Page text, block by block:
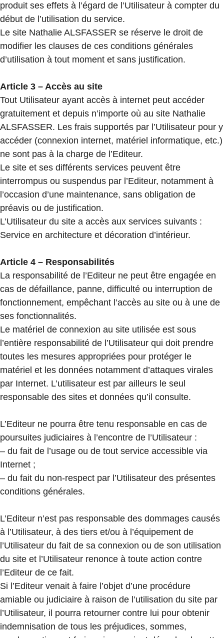
produit ses effets à l’égard de l’Utilisateur à compter du
début de l’utilisation du service.
Le site Nathalie ALSFASSER se réserve le droit de
modifier les clauses de ces conditions générales
d’utilisation à tout moment et sans justification.
Article 3 – Accès au site
Tout Utilisateur ayant accès à internet peut accéder
gratuitement et depuis n’importe où au site Nathalie
ALSFASSER. Les frais supportés par l’Utilisateur pour y
accéder (connexion internet, matériel informatique, etc.)
ne sont pas à la charge de l’Editeur.
Le site et ses différents services peuvent être
interrompus ou suspendus par l’Editeur, notamment à
l’occasion d’une maintenance, sans obligation de
préavis ou de justification.
L’Utilisateur du site a accès aux services suivants :
Service en architecture et décoration d’intérieur.
Article 4 – Responsabilités
La responsabilité de l’Editeur ne peut être engagée en
cas de défaillance, panne, difficulté ou interruption de
fonctionnement, empêchant l’accès au site ou à une de
ses fonctionnalités.
Le matériel de connexion au site utilisée est sous
l’entière responsabilité de l’Utilisateur qui doit prendre
toutes les mesures appropriées pour protéger le
matériel et les données notamment d’attaques virales
par Internet. L’utilisateur est par ailleurs le seul
responsable des sites et données qu’il consulte.
L’Editeur ne pourra être tenu responsable en cas de
poursuites judiciaires à l’encontre de l’Utilisateur :
– du fait de l’usage ou de tout service accessible via
Internet ;
– du fait du non-respect par l’Utilisateur des présentes
conditions générales.
L’Editeur n’est pas responsable des dommages causés
à l’Utilisateur, à des tiers et/ou à l’équipement de
l’Utilisateur du fait de sa connexion ou de son utilisation
du site et l’Utilisateur renonce à toute action contre
l’Editeur de ce fait.
Si l’Editeur venait à faire l’objet d’une procédure
amiable ou judiciaire à raison de l’utilisation du site par
l’Utilisateur, il pourra retourner contre lui pour obtenir
indemnisation de tous les préjudices, sommes,